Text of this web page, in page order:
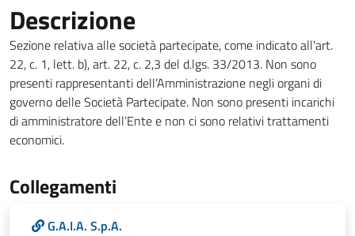
Descrizione
Sezione relativa alle società partecipate, come indicato all'art.
22, c. 1, lett. b), art. 22, c. 2,3 del d.lgs. 33/2013. Non sono
presenti rappresentanti dell’Amministrazione negli organi di
governo delle Società Partecipate. Non sono presenti incarichi
di amministratore dell’Ente e non ci sono relativi trattamenti
economici.
Collegamenti
G.A.I.A. S.p.A.